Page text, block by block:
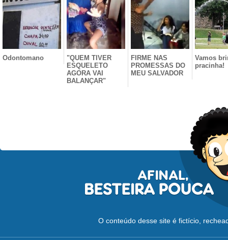
Odontomano
"QUEM TIVER
ESQUELETO
AGORA VAI
BALANÇAR"
FIRME NAS
PROMESSAS DO
MEU SALVADOR
Vamos
pracinha!
O conteúdo desse site é fictício,